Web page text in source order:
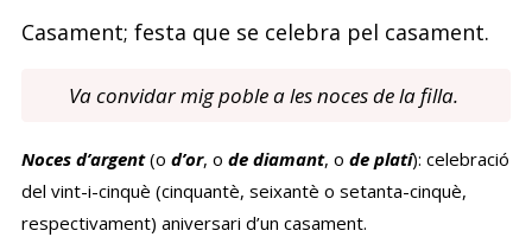
Casament; festa que se celebra pel casament.
Va convidar mig poble a les noces de la filla.
Noces d’argent(o d’or, o de diamant, o de platí): celebració
del vint-i-cinquè (cinquantè, seixantè o setanta-cinquè,
respectivament) aniversari d’un casament.